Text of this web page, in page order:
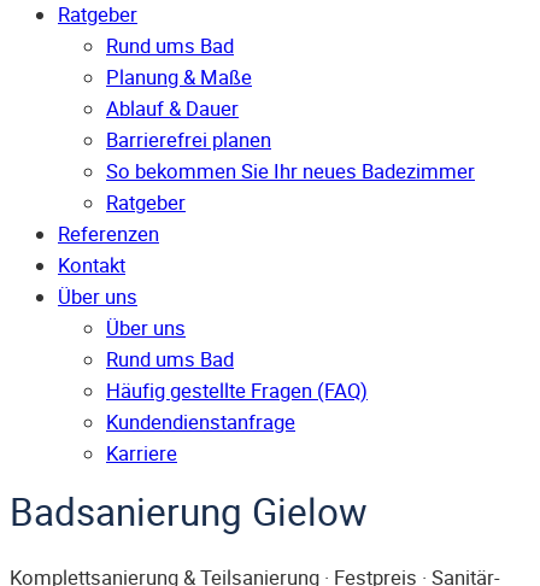
Ratgeber
Rund ums Bad
Planung & Maße
Ablauf & Dauer
Barrierefrei planen
So bekommen Sie Ihr neues Badezimmer
Ratgeber
Referenzen
Kontakt
Über uns
Über uns
Rund ums Bad
Häufig gestellte Fragen (FAQ)
Kunden­dienst­anfrage
Karriere
Badsanierung Gielow
Komplettsanierung & Teilsanierung · Festpreis · Sanitär-